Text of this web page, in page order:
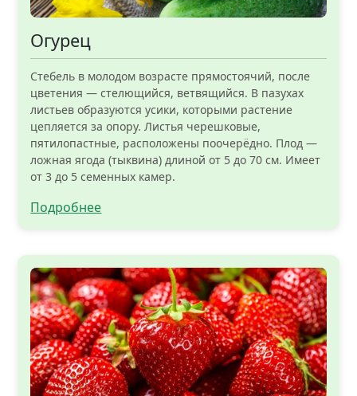
Огурец
Стебель в молодом возрасте прямостоячий, после
цветения — стелющийся, ветвящийся. В пазухах
листьев образуются усики, которыми растение
цепляется за опору. Листья черешковые,
пятилопастные, расположены поочерёдно. Плод —
ложная ягода (тыквина) длиной от 5 до 70 см. Имеет
от 3 до 5 семенных камер.
Подробнее